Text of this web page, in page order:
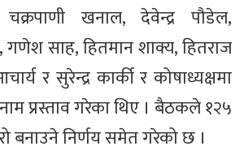
चक्रपाणी खनाल, देवेन्द्र पौडेल,
गणेश साह, हितमान शाक्य, हितराज
र सुरेन्द्र कार्की र कोषाध्यक्षमा
प्रस्ताव गरेका थिए । बैठकले १२५
बनाउने निर्णय समेत गरेको छ ।